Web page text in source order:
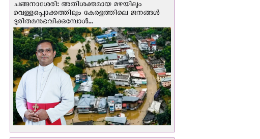
ചങ്ങനാശേരി: അതിശക്തമായ മഴയിലും
വെള്ളപ്പൊക്കത്തിലും കേരളത്തിലെ ജനങ്ങൾ
ദുരിതമനുഭവിക്കുമ്പോൾ...